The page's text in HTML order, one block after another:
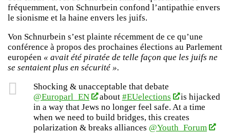
fréquemment, von Schnurbein confond l’antipathie envers
le sionisme et la haine envers les juifs.
Von Schnurbein s’est plainte récemment de ce qu’une
conférence à propos des prochaines élections au Parlement
européen « avait été piratée de telle façon que les juifs ne
se sentaient plus en sécurité ».
Shocking & unacceptable that debate
@Europarl_EN
about #EUelections
is hijacked
in a way that Jews no longer feel safe. At a time
when we need to build bridges, this creates
polarization & breaks alliances @Youth_Forum